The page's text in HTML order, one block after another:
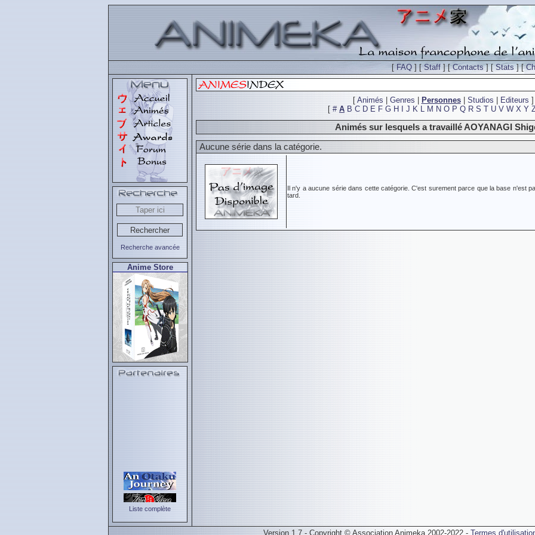
[FAQ ] [Staff ] [Contacts] [Stats] [
Recherche avancée
Anime Store
Liste complète
[ Animés Genres Personnes| Studios Editeurs ]
[ # A B C D E F G H J K L M N O P Q R S T U V W X Y
Animés sur lesquels a travaillé AOYANAGI
Aucune série dans la catégorie.
Il n'y a aucune série dans cette catégorie. C'est surement parce que la base n'est
tard.
Version 1.7 - Copyright © Association Animeka 2002-2022 - Termes